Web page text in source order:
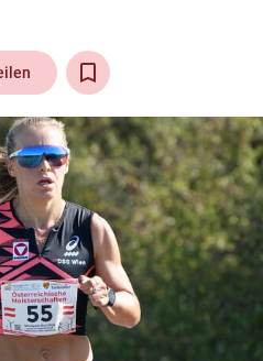
arrow_right
KG 2026